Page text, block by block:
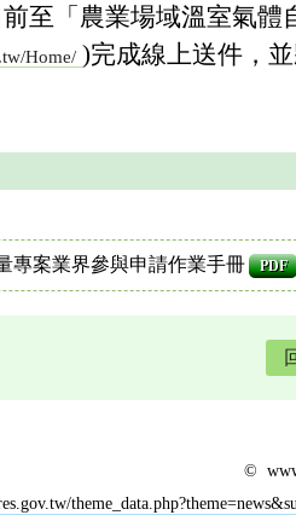
至「農業場域溫室氣
Home/ )完成線上送件，
專案業界參與申請作業手冊 PDF
©